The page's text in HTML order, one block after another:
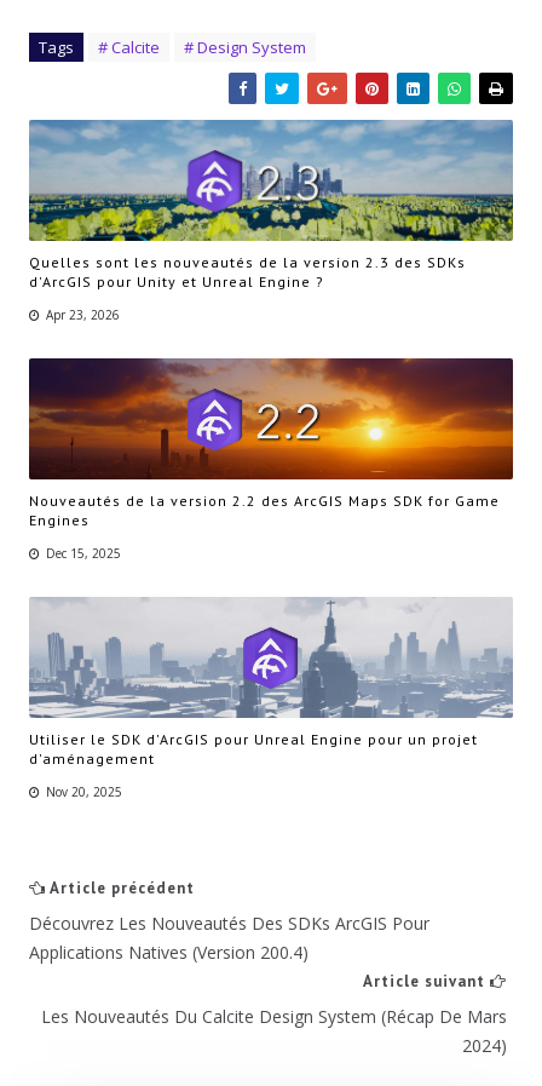
Tags # Calcite # Design System
Quelles sont les nouveautés de la version 2.3 des SDKs
d'ArcGIS pour Unity et Unreal Engine ?
Apr 23, 2026
Nouveautés de la version 2.2 des ArcGIS Maps SDK for Game
Engines
Dec 15, 2025
Utiliser le SDK d'ArcGIS pour Unreal Engine pour un projet
d'aménagement
Nov 20, 2025
Article précédent
Découvrez Les Nouveautés Des SDKs ArcGIS Pour
Applications Natives (version 200.4)
Article suivant
Les Nouveautés Du Calcite Design System (récap De Mars
2024)